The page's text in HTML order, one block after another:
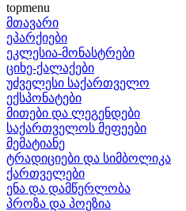
topmenu
მთავარი
ეპარქიები
ეკლესია-მონასტრები
ციხე-ქალაქები
უძველესი საქართველო
ექსპონატები
მითები და ლეგენდები
საქართველოს მეფეები
მემატიანე
ტრადიციები და სიმბოლიკა
ქართველები
ენა და დამწერლობა
პროზა და პოეზია